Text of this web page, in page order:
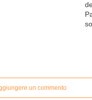
un commento